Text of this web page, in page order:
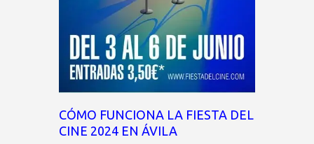
CÓMO FUNCIONA LA FIESTA DEL
CINE 2024 EN ÁVILA